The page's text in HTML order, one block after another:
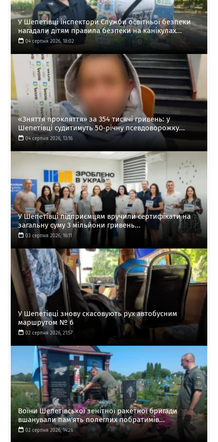
У Шепетівці інспектори Служби освітньої безпеки
нагадали дітям правила безпеки на канікулах...
04 серпня 2026, 18:02
«Зняття прокляття» за 354 тисячі гривень: у
Шепетівці судитимуть 50-річну псевдоворожку...
04 серпня 2026, 13:16
У Шепетівці підприємцям вручили сертифікати на
загальну суму 3 мільйони гривень...
03 серпня 2026, 16:11
У Шепетівці знову скасовують рух автобусним
маршрутом № 6
02 серпня 2026, 21:57
Воїни Шепетівської зенітної ракетної бригади
вшанували пам'ять полеглих побратимів...
02 серпня 2026, 14:26